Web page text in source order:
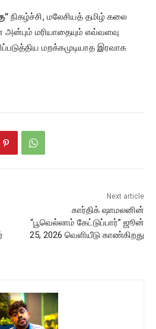
நிகழ்ச்சி, மலேசியத் தமிழ் கலை
மரியாதையும் எவ்வளவு
மறக்கமுடியாத இரவாக
Next article
கார்திக் ஷாமலனின்
“பூவெல்லாம் கேட்டுப்பார்” ஜூன்
25, 2026 வெளியீடு காண்கிறது